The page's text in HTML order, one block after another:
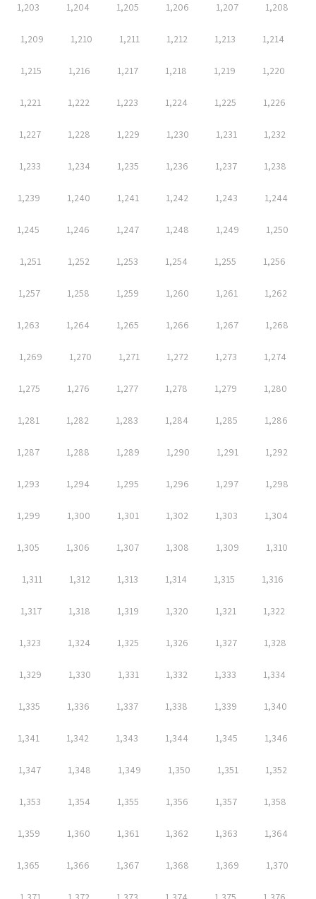
1,203 1,204 1,205 1,206 1,207 1,208
1,209 1,210 1,211 1,212 1,213 1,214
1,215 1,216 1,217 1,218 1,219 1,220
1,221 1,222 1,223 1,224 1,225 1,226
1,227 1,228 1,229 1,230 1,231 1,232
1,233 1,234 1,235 1,236 1,237 1,238
1,239 1,240 1,241 1,242 1,243 1,244
1,245 1,246 1,247 1,248 1,249 1,250
1,251 1,252 1,253 1,254 1,255 1,256
1,257 1,258 1,259 1,260 1,261 1,262
1,263 1,264 1,265 1,266 1,267 1,268
1,269 1,270 1,271 1,272 1,273 1,274
1,275 1,276 1,277 1,278 1,279 1,280
1,281 1,282 1,283 1,284 1,285 1,286
1,287 1,288 1,289 1,290 1,291 1,292
1,293 1,294 1,295 1,296 1,297 1,298
1,299 1,300 1,301 1,302 1,303 1,304
1,305 1,306 1,307 1,308 1,309 1,310
1,311 1,312 1,313 1,314 1,315 1,316
1,317 1,318 1,319 1,320 1,321 1,322
1,323 1,324 1,325 1,326 1,327 1,328
1,329 1,330 1,331 1,332 1,333 1,334
1,335 1,336 1,337 1,338 1,339 1,340
1,341 1,342 1,343 1,344 1,345 1,346
1,347 1,348 1,349 1,350 1,351 1,352
1,353 1,354 1,355 1,356 1,357 1,358
1,359 1,360 1,361 1,362 1,363 1,364
1,365 1,366 1,367 1,368 1,369 1,370